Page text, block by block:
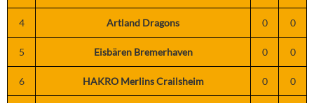
4 Artland Dragons 0 0
5 Eisbären Bremerhaven 0 0
6 HAKRO Merlins Crailsheim 0 0